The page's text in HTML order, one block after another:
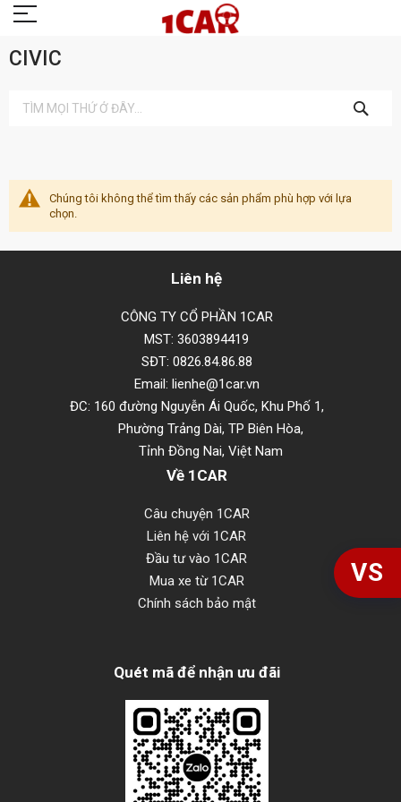
CIVIC
KIẾM
Chúng tôi không thể tìm thấy các sản phẩm phù hợp với lựa
chọn.
Liên hệ
CÔNG TY CỔ PHẦN 1CAR
MST: 3603894419
SĐT: 0826.84.86.88
Email: lienhe@1car.vn
ĐC: 160 đường Nguyễn Ái Quốc, Khu Phố 1,
Phường Trảng Dài, TP Biên Hòa,
Tỉnh Đồng Nai, Việt Nam
Về 1CAR
Câu chuyện 1CAR
Liên hệ với 1CAR
Đầu tư vào 1CAR
Mua xe từ 1CAR
Chính sách bảo mật
Quét mã để nhận ưu đãi
VS